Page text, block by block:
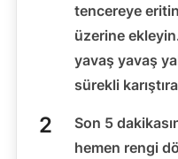
tencereye
üzerine
yavaş yavaş
sürekli
Son 5
hemen rengi